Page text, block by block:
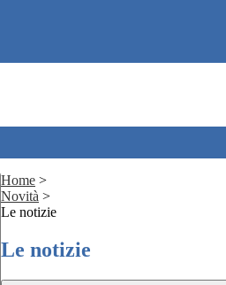
Home >
Novità >
Le notizie
Le notizie